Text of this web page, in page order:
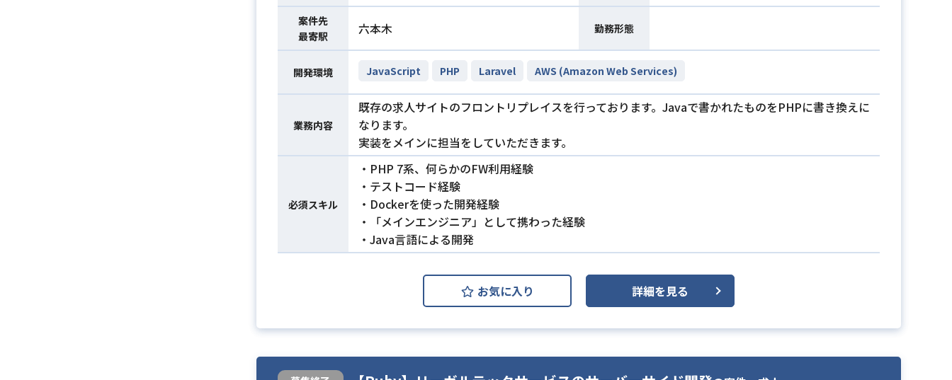
案件先
最寄駅
六本木 勤務形態
開発環境 JavaScript PHP Laravel AWS (Amazon Web Services)
業務内容
既存の求人サイトのフロントリプレイスを行っております。Javaで書かれたものをPHPに書き換えに
なります。
実装をメインに担当をしていただきます。
必須スキル
・PHP 7系、何らかのFW利用経験
・テストコード経験
・Dockerを使った開発経験
・「メインエンジニア」として携わった経験
・Java言語による開発
お気に入り 詳細を見る